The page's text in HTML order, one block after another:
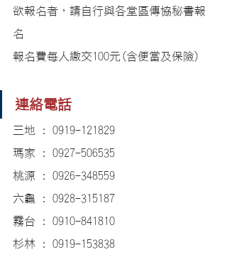
欲報名者，請自行與各堂區傳協秘書報
名
報名費每人繳交100元(含便當及保險)
連絡電話
三地 : 0919-121829
瑪家 : 0927-506535
桃源 : 0926-348559
六龜 : 0928-315187
霧台 : 0910-841810
杉林 : 0919-153838